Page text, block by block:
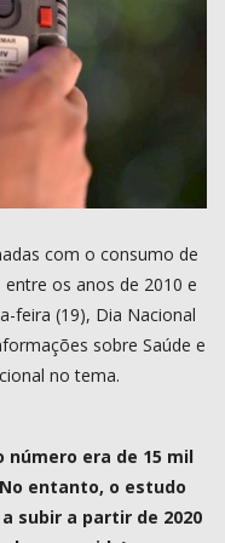
com o consumo de
os anos de 2010 e
feira (19), Dia Nacional
sobre Saúde e
no tema.
número era de 15 mil
entanto, o estudo
subir a partir de 2020